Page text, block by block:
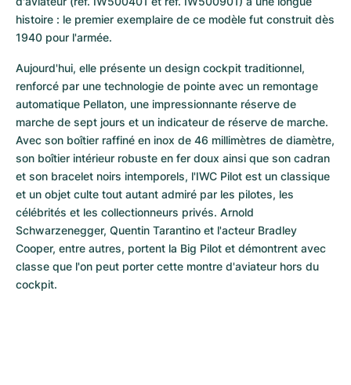
histoire : le premier exemplaire de ce modèle fut construit dès
1940 pour l'armée.
Aujourd'hui, elle présente un design cockpit traditionnel,
renforcé par une technologie de pointe avec un remontage
automatique Pellaton, une impressionnante réserve de
marche de sept jours et un indicateur de réserve de marche.
Avec son boîtier raffiné en inox de 46 millimètres de diamètre,
son boîtier intérieur robuste en fer doux ainsi que son cadran
et son bracelet noirs intemporels, l'IWC Pilot est un classique
et un objet culte tout autant admiré par les pilotes, les
célébrités et les collectionneurs privés. Arnold
Schwarzenegger, Quentin Tarantino et l'acteur Bradley
Cooper, entre autres, portent la Big Pilot et démontrent avec
classe que l'on peut porter cette montre d'aviateur hors du
cockpit.